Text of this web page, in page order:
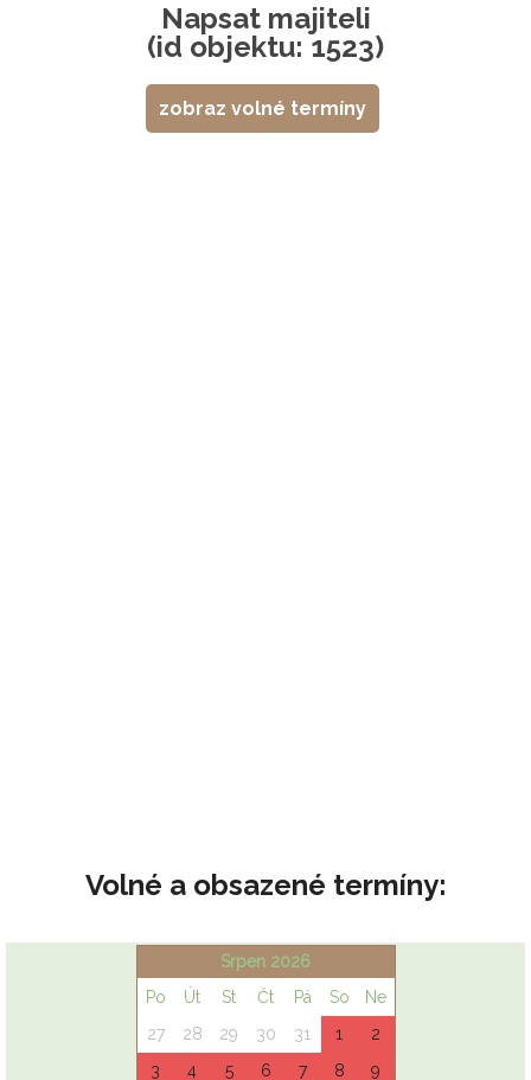
Napsat majiteli
(id objektu: 1523)
zobraz volné termíny
Volné a obsazené termíny: